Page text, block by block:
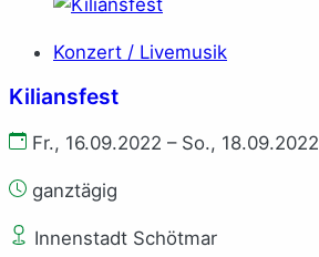
Konzert / Livemusik
Kiliansfest
Fr., 16.09.2022 – So., 18.09.2022
ganztägig
Innenstadt Schötmar